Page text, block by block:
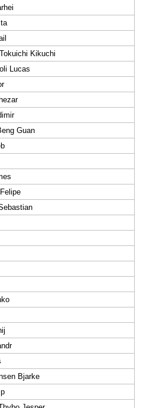
Kikuchi
Lucas
Guan
Bjarke